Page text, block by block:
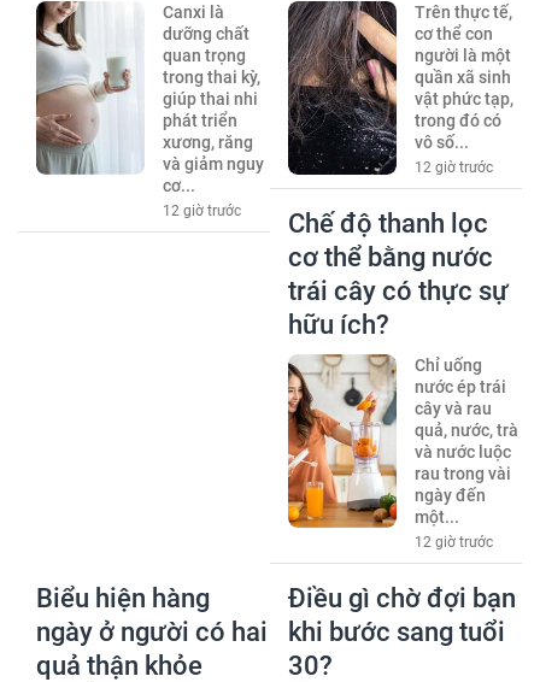
Canxi là
dưỡng chất
quan trọng
trong thai kỳ,
giúp thai nhi
phát triển
xương, răng
và giảm nguy
cơ...
12 giờ trước
Trên thực tế,
cơ thể con
người là một
quần xã sinh
vật phức tạp,
trong đó có
vô số...
12 giờ trước
Chế độ thanh lọc
cơ thể bằng nước
trái cây có thực sự
hữu ích?
Chỉ uống
nước ép trái
cây và rau
quả, nước, trà
và nước luộc
rau trong vài
ngày đến
một...
12 giờ trước
Biểu hiện hàng
ngày ở người có hai
quả thận khỏe
Điều gì chờ đợi bạn
khi bước sang tuổi
30?